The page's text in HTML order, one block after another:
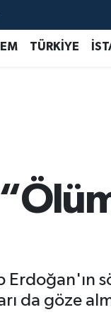
TÜRKİYE
da göze